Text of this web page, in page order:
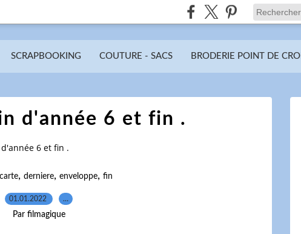
SCRAPBOOKING COUTURE - SACS BRODERIE POINT DE
d'année 6 et fin .
6 et fin .
carte, derniere, enveloppe, fin
01.01.2022 …
Par filmagique